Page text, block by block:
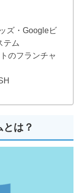
ズ・Googleビ
テム
のフランチャ
は？